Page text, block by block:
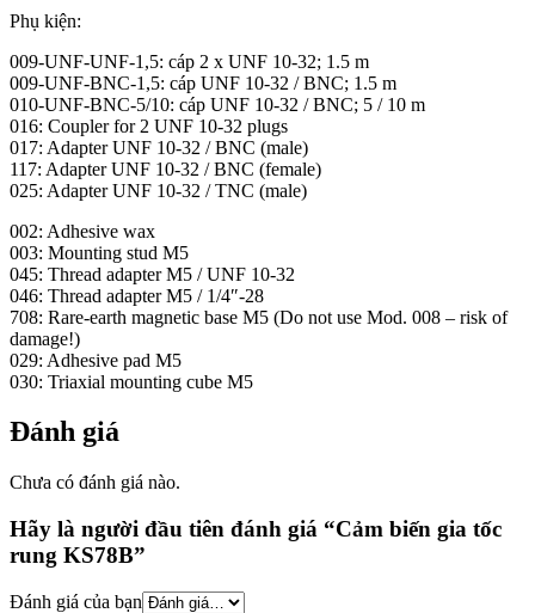
Phụ kiện:
009-UNF-UNF-1,5: cáp 2 x UNF 10-32; 1.5 m
009-UNF-BNC-1,5: cáp UNF 10-32 / BNC; 1.5 m
010-UNF-BNC-5/10: cáp UNF 10-32 / BNC; 5 / 10 m
016: Coupler for 2 UNF 10-32 plugs
017: Adapter UNF 10-32 / BNC (male)
117: Adapter UNF 10-32 / BNC (female)
025: Adapter UNF 10-32 / TNC (male)
002: Adhesive wax
003: Mounting stud M5
045: Thread adapter M5 / UNF 10-32
046: Thread adapter M5 / 1/4″-28
708: Rare-earth magnetic base M5 (Do not use Mod. 008 – risk of
damage!)
029: Adhesive pad M5
030: Triaxial mounting cube M5
Đánh giá
Chưa có đánh giá nào.
Hãy là người đầu tiên đánh giá “Cảm biến gia tốc
rung KS78B”
Đánh giá của bạn